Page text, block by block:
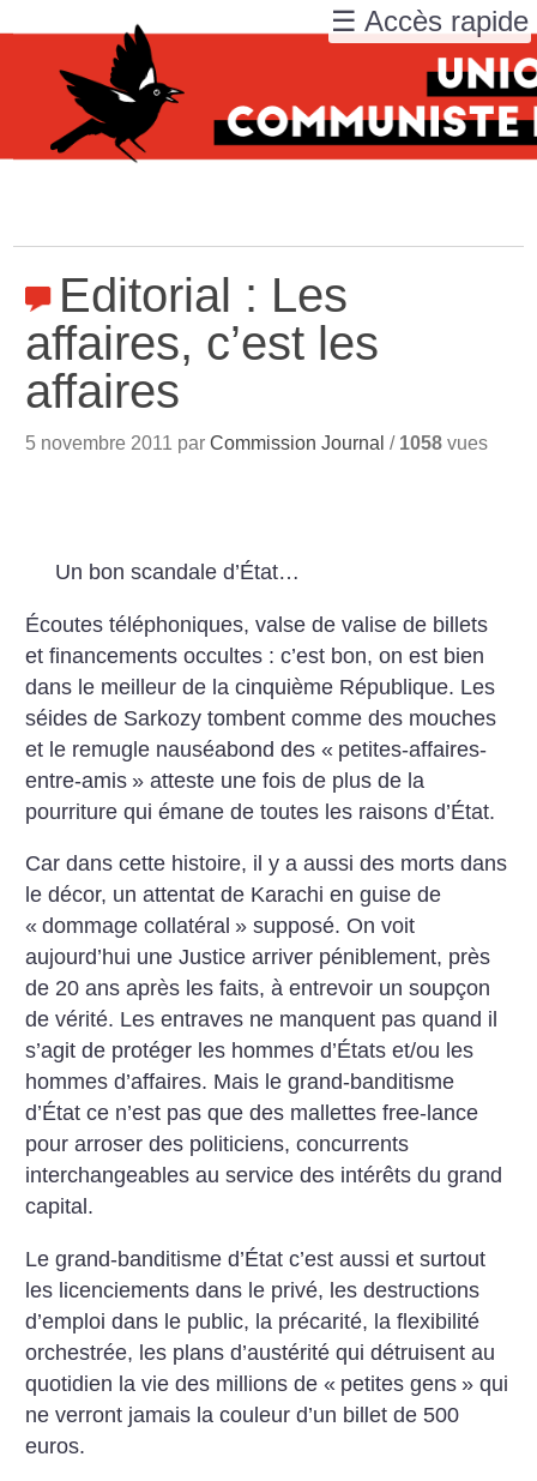
Editorial : Les
affaires, c’est les
affaires
5 novembre 2011 parCommission Journal / 1058 vues
Un bon scandale d’État…
Écoutes téléphoniques, valse de valise de billets
et financements occultes : c’est bon, on est bien
dans le meilleur de la cinquième République. Les
séides de Sarkozy tombent comme des mouches
et le remugle nauséabond des « petites-affaires-
entre-amis » atteste une fois de plus de la
pourriture qui émane de toutes les raisons d’État.
Car dans cette histoire, il y a aussi des morts dans
le décor, un attentat de Karachi en guise de
« dommage collatéral » supposé. On voit
aujourd’hui une Justice arriver péniblement, près
de 20 ans après les faits, à entrevoir un soupçon
de vérité. Les entraves ne manquent pas quand il
s’agit de protéger les hommes d’États et/ou les
hommes d’affaires. Mais le grand-banditisme
d’État ce n’est pas que des mallettes free-lance
pour arroser des politiciens, concurrents
interchangeables au service des intérêts du grand
capital.
Le grand-banditisme d’État c’est aussi et surtout
les licenciements dans le privé, les destructions
d’emploi dans le public, la précarité, la flexibilité
orchestrée, les plans d’austérité qui détruisent au
quotidien la vie des millions de « petites gens » qui
ne verront jamais la couleur d’un billet de 500
euros.
☰ Accès rapide